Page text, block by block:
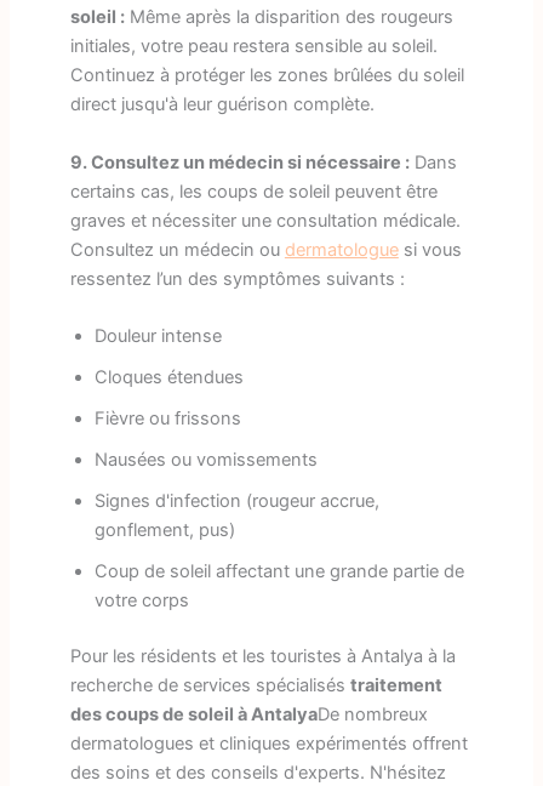
soleil :Même après la disparition des rougeurs
initiales, votre peau restera sensible au soleil.
Continuez à protéger les zones brûlées du soleil
direct jusqu'à leur guérison complète.
9. Consultez un médecin si nécessaire :Dans
certains cas, les coups de soleil peuvent être
graves et nécessiter une consultation médicale.
Consultez un médecin ou dermatologuesi vous
ressentez l’un des symptômes suivants :
Douleur intense
Cloques étendues
Fièvre ou frissons
Nausées ou vomissements
Signes d'infection (rougeur accrue,
gonflement, pus)
Coup de soleil affectant une grande partie de
votre corps
Pour les résidents et les touristes à Antalya à la
recherche de services spécialisés traitement
des coups de soleil à AntalyaDe nombreux
dermatologues et cliniques expérimentés offrent
des soins et des conseils d'experts. N'hésitez